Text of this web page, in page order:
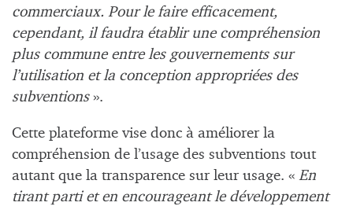
commerciaux. Pour le faire efficacement,
cependant, il faudra établir une compréhension
plus commune entre les gouvernements sur
l’utilisation et la conception appropriées des
subventions».
Cette plateforme vise donc à améliorer la
compréhension de l’usage des subventions tout
autant que la transparence sur leur usage. « En
tirant parti et en encourageant le développement